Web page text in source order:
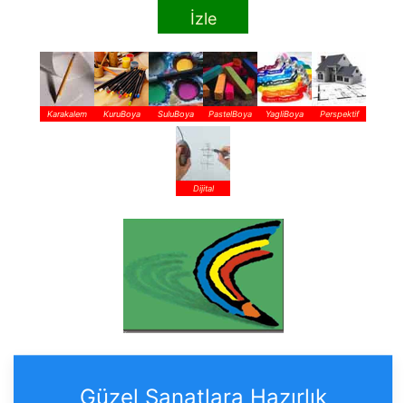
İzle
Karakalem KuruBoya SuluBoya PastelBoya YagliBoya Perspektif
Dijital
Güzel Sanatlara Hazırlık